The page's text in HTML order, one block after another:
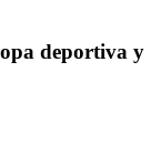
deportiva y